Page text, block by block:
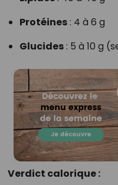
Protéines: 4 à 6 g
Glucides: 5 à 10 g
Verdict calorique :